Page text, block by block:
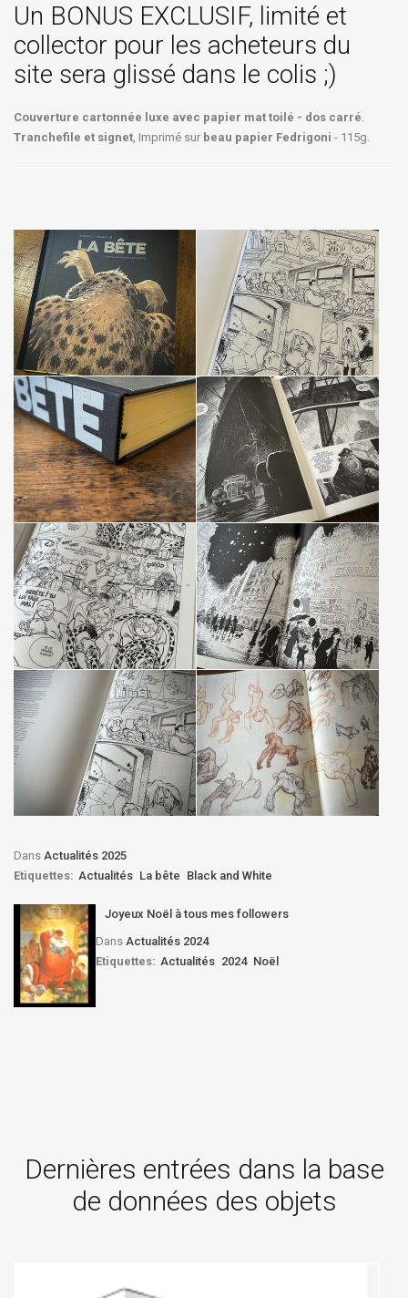
Un BONUS EXCLUSIF, limité et
collector pour les acheteurs du
site sera glissé dans le colis ;)
Couverture cartonnée luxe avec papier mat toilé - dos carré.
Tranchefile et signet, Imprimé sur beau papier Fedrigoni - 115g.
Dans Actualités 2025
Etiquettes: Actualités La bête Black and White
Joyeux Noël à tous mes followers
Dans Actualités 2024
Etiquettes: Actualités 2024 Noël
Dernières entrées dans la base
de données des objets